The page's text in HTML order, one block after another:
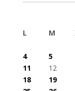
L
M
4
5
11
12
18
19